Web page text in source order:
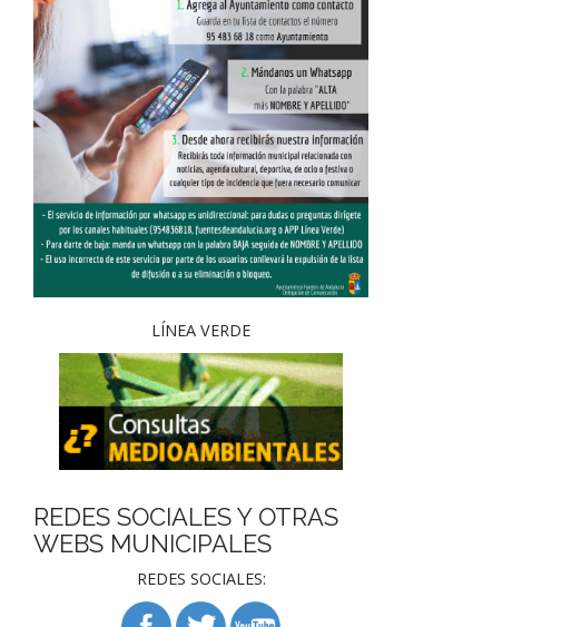
LÍNEA VERDE
REDES SOCIALES Y OTRAS
WEBS MUNICIPALES
REDES SOCIALES: